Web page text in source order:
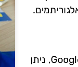
אנליטיקה היא כלי חשוב להבנת ביצועי עמודי נחיתה. באמצעות כלים כמו Google Analytics, ניתן